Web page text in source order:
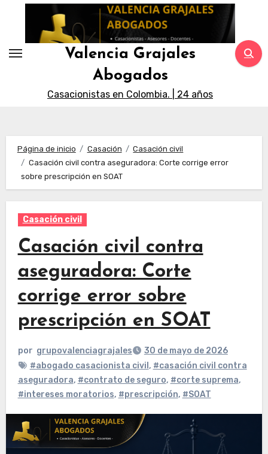
Saltar
contenido
Valencia Grajales
Abogados
Casacionistas en Colombia. | 24 años
Página de inicio Casación
Casación civil
Casación civil contra aseguradora: Corte corrige error
sobre prescripción en SOAT
Casación civil
Casación civil contra
aseguradora: Corte
corrige error sobre
prescripción en SOAT
por grupovalenciagrajales
30 de mayo de 2026
#abogado casacionista civil, #casación civil contra
aseguradora, #contrato de seguro, #corte suprema,
#intereses moratorios, #prescripción, #SOAT